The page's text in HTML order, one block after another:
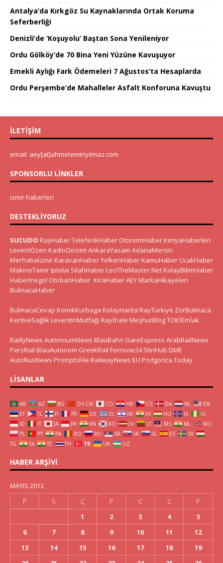
Antalya’da Kırkgöz Su Kaynaklarında Ortak Koruma
Seferberliği
Denizli’de ‘Koşuyolu’ Baştan Sona Yenileniyor
Ordu Gölköy’de 70 Bina Yeni Yüzüne Kavuşuyor
Emekli Aylığı Fark Ödemeleri 7 Ağustos’ta Hesaplarda
Ordu Perşembe’de Mahalleler Asfalt Konforuna Kavuştu
İLETIŞIM
email: aey[at]ahmeteminyilmaz.com
SPONSORLU LINKLER
izmir haberleri
DESTEKLIYORUZ
SUCUDO RayHaberTeleferikHaber OtonomHaber KimyaHaberleri
LeventÖzen KadinGirisim AnkaraYasam AdanaMersin
Merhabaİzmir KaravanHaberYelkenHaber KamuHaber UcakHaber
MakineTamir Iptidai SilahHaber LeoTheMaster.Net KolayBilimHaber
HaberInegol OtobanHaber KiraHaberAEY MarkaHikayeleri
BulmacaHaber
BulmacaCevap KomikKurbaga KolayHarita RayTurkiye ZorBulmaca
KentveSağlık LeventinMutfağı Rayİhale MeşhurBlogTOKİEmlak
RaillyNews AutonoumNews BlauBahn GareExpress ArabRailNews
PersRail BlauAutonom GreekRail Ferrovie24 StiriHub DME
AutoRusNews PromptsFile RailwayNews EU Podgorica Today
LISANLAR
AR AZ BG ZH-CN CO HR CS DA NL
EN
ET
TL FI FR DE EL IW HI HU IS
IG
ID
IT JA JW KN KO LV LT MS ML
NO
PL
PT PA RO RU SR SK SL ES
SV
TG
TA TE TH TR UK UZ
HABER ARŞIVI
MAYIS 2013
P
S Ç P C C
P
1
2 3 4
5
6
7 8 9 10 11
12
13
14 15 16 17 18
19